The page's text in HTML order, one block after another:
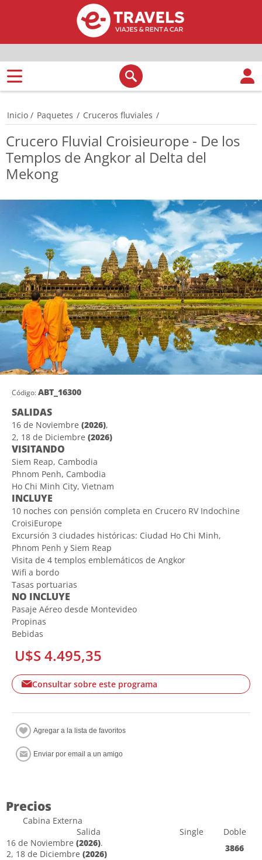
Inicio / Paquetes / Cruceros fluviales /
Crucero Fluvial Croisieurope - De los
Templos de Angkor al Delta del
Mekong
Código:ABT_16300
SALIDAS
16 de Noviembre (2026),
2, 18 de Diciembre (2026)
VISITANDO
Siem Reap, Cambodia
Phnom Penh, Cambodia
Ho Chi Minh City, Vietnam
INCLUYE
10 noches con pensión completa en Crucero RV Indochine
CroisiEurope
Excursión 3 ciudades históricas: Ciudad Ho Chi Minh,
Phnom Penh y Siem Reap
Visita de 4 templos emblemáticos de Angkor
Wifi a bordo
Tasas portuarias
NO INCLUYE
Pasaje Aéreo desde Montevideo
Propinas
Bebidas
U$S 4.495,35
Consultar sobre este programa
Precios
Cabina Externa
Salida
Single
Doble
16 de Noviembre (2026).
2, 18 de Diciembre (2026)
3866